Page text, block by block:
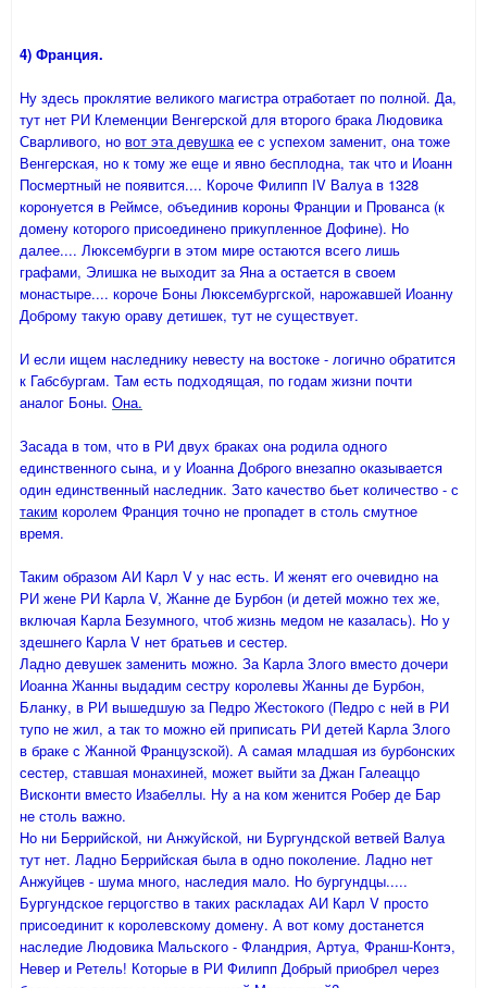
4) Франция.
Ну здесь проклятие великого магистра отработает по полной. Да,
тут нет РИ Клеменции Венгерской для второго брака Людовика
Сварливого, но вот эта девушкаее с успехом заменит, она тоже
Венгерская, но к тому же еще и явно бесплодна, так что и Иоанн
Посмертный не появится.... Короче Филипп IV Валуа в 1328
коронуется в Реймсе, объединив короны Франции и Прованса (к
домену которого присоединено прикупленное Дофине). Но
далее.... Люксембурги в этом мире остаются всего лишь
графами, Элишка не выходит за Яна а остается в своем
монастыре.... короче Боны Люксембургской, нарожавшей Иоанну
Доброму такую ораву детишек, тут не существует.
И если ищем наследнику невесту на востоке - логично обратится
к Габсбургам. Там есть подходящая, по годам жизни почти
аналог Боны. Она.
Засада в том, что в РИ двух браках она родила одного
единственного сына, и у Иоанна Доброго внезапно оказывается
один единственный наследник. Зато качество бьет количество - с
таким королем Франция точно не пропадет в столь смутное
время.
Таким образом АИ Карл V у нас есть. И женят его очевидно на
РИ жене РИ Карла V, Жанне де Бурбон (и детей можно тех же,
включая Карла Безумного, чтоб жизнь медом не казалась). Но у
здешнего Карла V нет братьев и сестер.
Ладно девушек заменить можно. За Карла Злого вместо дочери
Иоанна Жанны выдадим сестру королевы Жанны де Бурбон,
Бланку, в РИ вышедшую за Педро Жестокого (Педро с ней в РИ
тупо не жил, а так то можно ей приписать РИ детей Карла Злого
в браке с Жанной Французской). А самая младшая из бурбонских
сестер, ставшая монахиней, может выйти за Джан Галеаццо
Висконти вместо Изабеллы. Ну а на ком женится Робер де Бар
не столь важно.
Но ни Беррийской, ни Анжуйской, ни Бургундской ветвей Валуа
тут нет. Ладно Беррийская была в одно поколение. Ладно нет
Анжуйцев - шума много, наследия мало. Но бургундцы.....
Бургундское герцогство в таких раскладах АИ Карл V просто
присоединит к королевскому домену. А вот кому достанется
наследие Людовика Мальского - Фландрия, Артуа, Франш-Контэ,
Невер и Ретель! Которые в РИ Филипп Добрый приобрел через